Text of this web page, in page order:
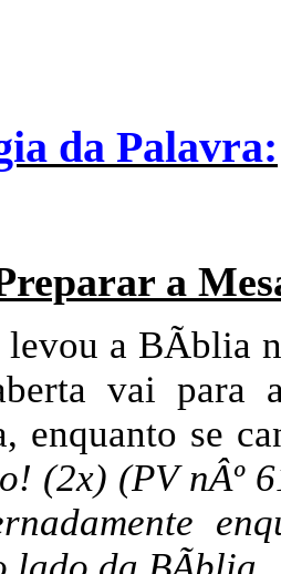
da Palavra:
a
levou a BÃ­blia
vai para
enquanto se
(2x) (PV nÂº